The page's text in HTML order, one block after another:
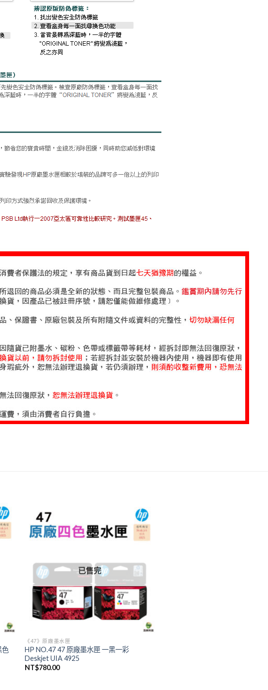
色
已售完
《47》原廠墨水匣
HP NO.47 47 原廠墨水匣 一黑一彩
Deskjet UIA 4925
NT$780.00